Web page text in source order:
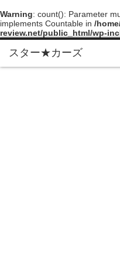
Warning: count(): Parameter
implements Countable in /
review.net/public_html/wp-